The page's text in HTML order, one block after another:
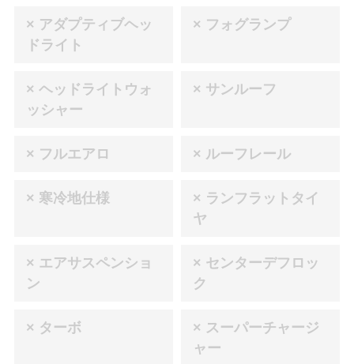
× アダプティブヘッ
ドライト
× フォグランプ
× ヘッドライトウォ
ッシャー
× サンルーフ
× フルエアロ × ルーフレール
× 寒冷地仕様
× ランフラットタイ
ヤ
× エアサスペンショ
ン
× センターデフロッ
ク
× ターボ
× スーパーチャージ
ャー